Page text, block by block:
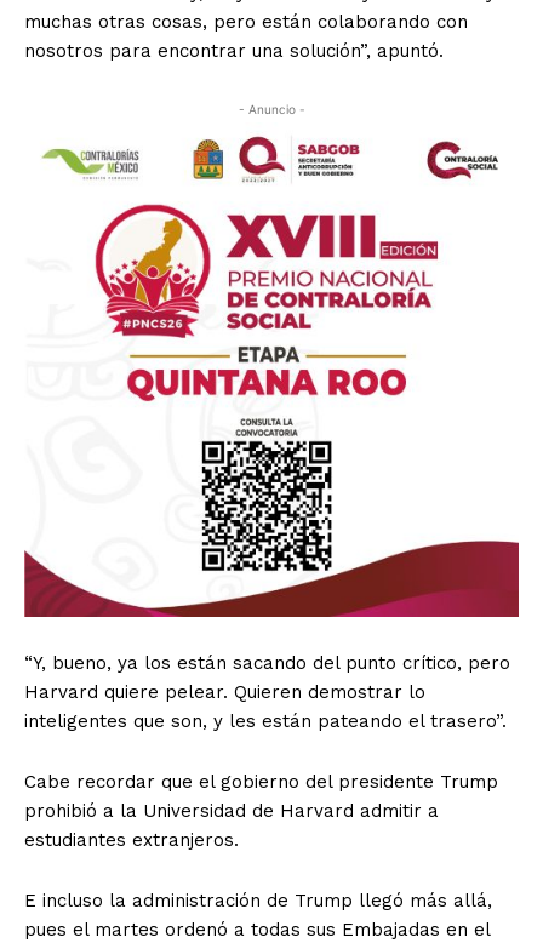
muchas otras cosas, pero están colaborando con
nosotros para encontrar una solución”, apuntó.
- Anuncio -
“Y, bueno, ya los están sacando del punto crítico, pero
Harvard quiere pelear. Quieren demostrar lo
inteligentes que son, y les están pateando el trasero”.
Cabe recordar que el gobierno del presidente Trump
prohibió a la Universidad de Harvard admitir a
estudiantes extranjeros.
E incluso la administración de Trump llegó más allá,
pues el martes ordenó a todas sus Embajadas en el